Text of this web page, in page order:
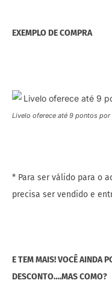
EXEMPLO DE COMPRA
Livelo oferece até 9 pontos
* Para ser válido para o
precisa ser vendido e
E TEM MAIS! VOCÊ AINDA
DESCONTO….MAS COMO?